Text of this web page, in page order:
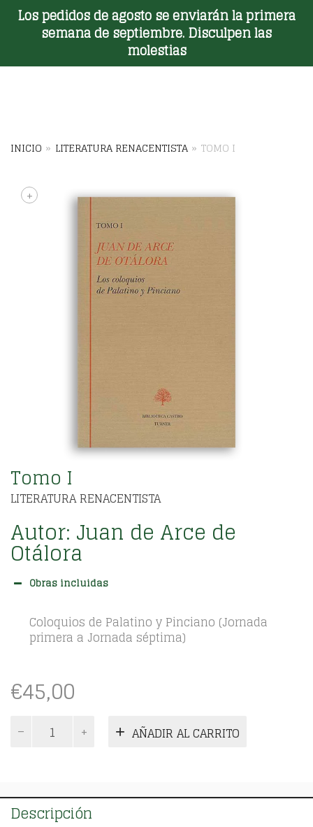
Los pedidos de agosto se enviarán la primera
semana de septiembre. Disculpen las
molestias
Toggle Menu
INICIO » LITERATURA RENACENTISTA » TOMO I
+
Tomo I
LITERATURA RENACENTISTA
Autor: Juan de Arce de
Otálora
Obras incluidas
Coloquios de Palatino y Pinciano (Jornada
primera a Jornada séptima)
€45,00
AÑADIR AL CARRITO
Descripción